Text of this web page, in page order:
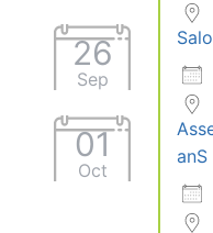
26
Sep
01
Oct
anS